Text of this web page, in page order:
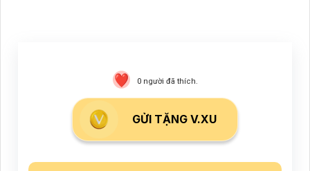
0người đã thích.
GỬI TẶNG V.XU